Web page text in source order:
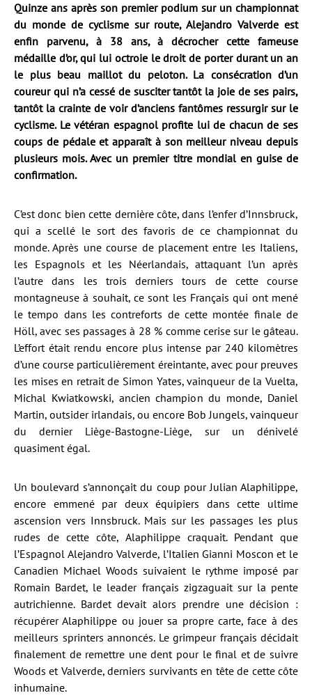
Quinze ans après son premier podium sur un championnat
du monde de cyclisme sur route, Alejandro Valverde est
enfin parvenu, à 38 ans, à décrocher cette fameuse
médaille d’or, qui lui octroie le droit de porter durant un an
le plus beau maillot du peloton. La consécration d’un
coureur qui n’a cessé de susciter tantôt la joie de ses pairs,
tantôt la crainte de voir d’anciens fantômes ressurgir sur le
cyclisme. Le vétéran espagnol profite lui de chacun de ses
coups de pédale et apparaît à son meilleur niveau depuis
plusieurs mois. Avec un premier titre mondial en guise de
confirmation.
C’est donc bien cette dernière côte, dans l’enfer d’Innsbruck,
qui a scellé le sort des favoris de ce championnat du
monde. Après une course de placement entre les Italiens,
les Espagnols et les Néerlandais, attaquant l’un après
l’autre dans les trois derniers tours de cette course
montagneuse à souhait, ce sont les Français qui ont mené
le tempo dans les contreforts de cette montée finale de
Höll, avec ses passages à 28 % comme cerise sur le gâteau.
L’effort était rendu encore plus intense par 240 kilomètres
d’une course particulièrement éreintante, avec pour preuves
les mises en retrait de Simon Yates, vainqueur de la Vuelta,
Michal Kwiatkowski, ancien champion du monde, Daniel
Martin, outsider irlandais, ou encore Bob Jungels, vainqueur
du dernier Liège-Bastogne-Liège, sur un dénivelé
quasiment égal.
Un boulevard s’annonçait du coup pour Julian Alaphilippe,
encore emmené par deux équipiers dans cette ultime
ascension vers Innsbruck. Mais sur les passages les plus
rudes de cette côte, Alaphilippe craquait. Pendant que
l’Espagnol Alejandro Valverde, l’Italien Gianni Moscon et le
Canadien Michael Woods suivaient le rythme imposé par
Romain Bardet, le leader français zigzaguait sur la pente
autrichienne. Bardet devait alors prendre une décision :
récupérer Alaphilippe ou jouer sa propre carte, face à des
meilleurs sprinters annoncés. Le grimpeur français décidait
finalement de remettre une dent pour le final et de suivre
Woods et Valverde, derniers survivants en tête de cette côte
inhumaine.